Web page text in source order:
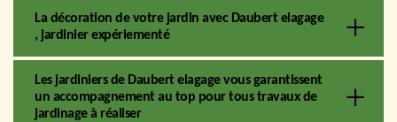
La décoration de votre jardin avec Daubert elagage
, jardinier expériementé
Les jardiniers de Daubert elagage vous garantissent
un accompagnement au top pour tous travaux de
jardinage à réaliser